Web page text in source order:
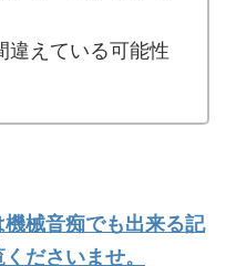
違えている可能性
械音痴でも出来る記
ださいませ。